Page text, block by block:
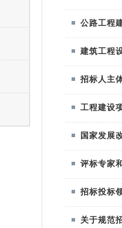
公路工程
建筑工程
招标人主
工程建设
国家发展
评标专家
招标投标
关于规范